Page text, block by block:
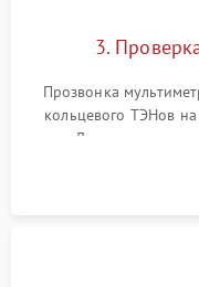
3.
Прозвонка
кольцевого ТЭНов
Диагностика